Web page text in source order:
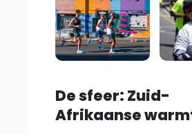
De sfeer: Zuid-
Afrikaanse